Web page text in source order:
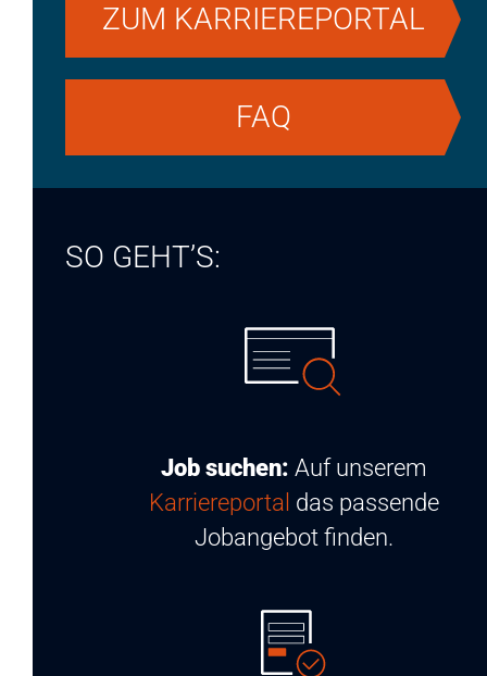
ZUM KARRIEREPORTAL
FAQ
SO GEHT’S:
Job suchen: Auf unserem
Karriereportal das passende
Jobangebot finden.